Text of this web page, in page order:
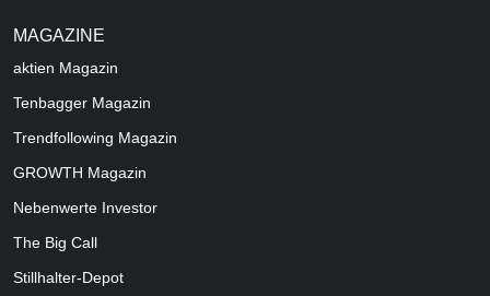
MAGAZINE
aktien Magazin
Tenbagger Magazin
Trendfollowing Magazin
GROWTH Magazin
Nebenwerte Investor
The Big Call
Stillhalter-Depot